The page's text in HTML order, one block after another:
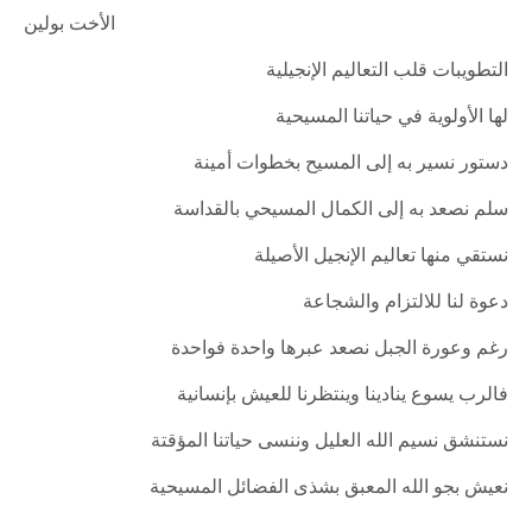
الأخت بولين
التطويبات قلب التعاليم الإنجيلية
لها الأولوية في حياتنا المسيحية
دستور نسير به إلى المسيح بخطوات أمينة
سلم نصعد به إلى الكمال المسيحي بالقداسة
نستقي منها تعاليم الإنجيل الأصيلة
دعوة لنا للالتزام والشجاعة
رغم وعورة الجبل نصعد عبرها واحدة فواحدة
فالرب يسوع ينادينا وينتظرنا للعيش بإنسانية
نستنشق نسيم الله العليل وننسى حياتنا المؤقتة
نعيش بجو الله المعبق بشذى الفضائل المسيحية